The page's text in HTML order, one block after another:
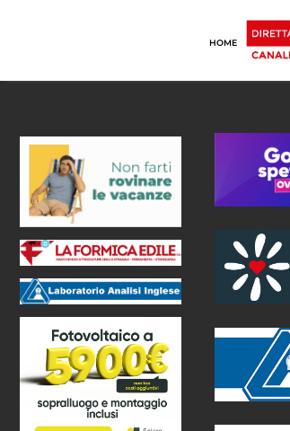
HOME